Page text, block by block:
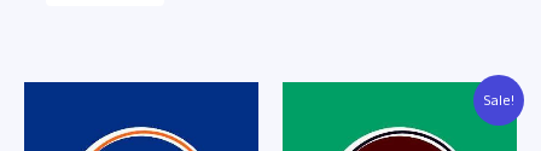
Sale!
Original
was:
Current
price
is: